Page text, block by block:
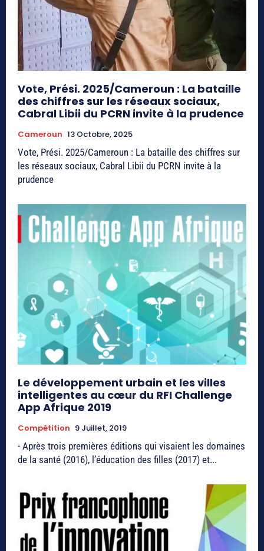
Vote, Prési. 2025/Cameroun : La bataille
des chiffres sur les réseaux sociaux,
Cabral Libii du PCRN invite à la prudence
Cameroun 13 Octobre, 2025
Vote, Prési. 2025/Cameroun : La bataille des chiffres sur
les réseaux sociaux, Cabral Libii du PCRN invite à la
prudence
Le développement urbain et les villes
intelligentes au cœur du RFI Challenge
App Afrique 2019
Compétition 9 Juillet, 2019
- Après trois premières éditions qui visaient les domaines
de la santé (2016), l’éducation des filles (2017) et...